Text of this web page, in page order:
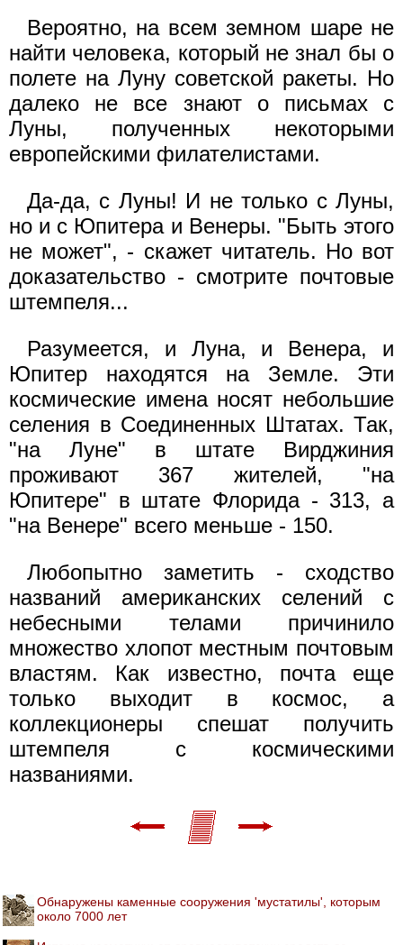
Вероятно, на всем земном шаре не
найти человека, который не знал бы о
полете на Луну советской ракеты. Но
далеко не все знают о письмах с
Луны, полученных некоторыми
европейскими филателистами.
Да-да, с Луны! И не только с Луны,
но и с Юпитера и Венеры. "Быть этого
не может", - скажет читатель. Но вот
доказательство - смотрите почтовые
штемпеля...
Разумеется, и Луна, и Венера, и
Юпитер находятся на Земле. Эти
космические имена носят небольшие
селения в Соединенных Штатах. Так,
"на Луне" в штате Вирджиния
проживают 367 жителей, "на
Юпитере" в штате Флорида - 313, а
"на Венере" всего меньше - 150.
Любопытно заметить - сходство
названий американских селений с
небесными телами причинило
множество хлопот местным почтовым
властям. Как известно, почта еще
только выходит в космос, а
коллекционеры спешат получить
штемпеля с космическими
названиями.
Обнаружены каменные сооружения 'мустатилы', которым
около 7000 лет